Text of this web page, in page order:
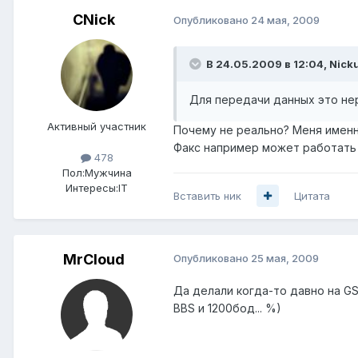
CNick
Активный участник
478
Пол:Мужчина
Интересы:IT
Опубликовано 24 мая, 2009
В 24.05.2009 в 12:04,
Для передачи данных это
Почему не реально? Меня
Факс например может
Вставить ник Цитата
MrCloud Опубликовано 25 мая, 2009
Да делали когда-то давно на
BBS и 1200бод... %)